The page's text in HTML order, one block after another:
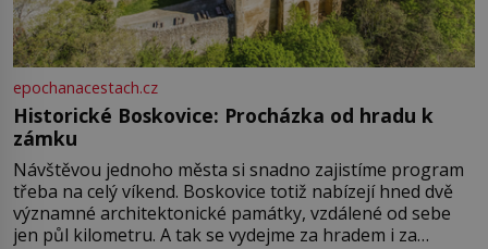
epochanacestach.cz
Historické Boskovice: Procházka od hradu k
zámku
Návštěvou jednoho města si snadno zajistíme program
třeba na celý víkend. Boskovice totiž nabízejí hned dvě
významné architektonické památky, vzdálené od sebe
jen půl kilometru. A tak se vydejme za hradem i za